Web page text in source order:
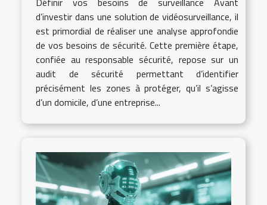
d’investir dans une solution de vidéosurveillance, il
est primordial de réaliser une analyse approfondie
de vos besoins de sécurité. Cette première étape,
confiée au responsable sécurité, repose sur un
audit de sécurité permettant d’identifier
précisément les zones à protéger, qu’il s’agisse
d’un domicile, d’une entreprise...